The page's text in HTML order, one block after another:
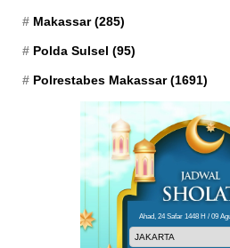
Makassar(285)
Polda Sulsel (95)
Polrestabes Makassar(1691)
Ahad, 24 Safar 1448 H / 09